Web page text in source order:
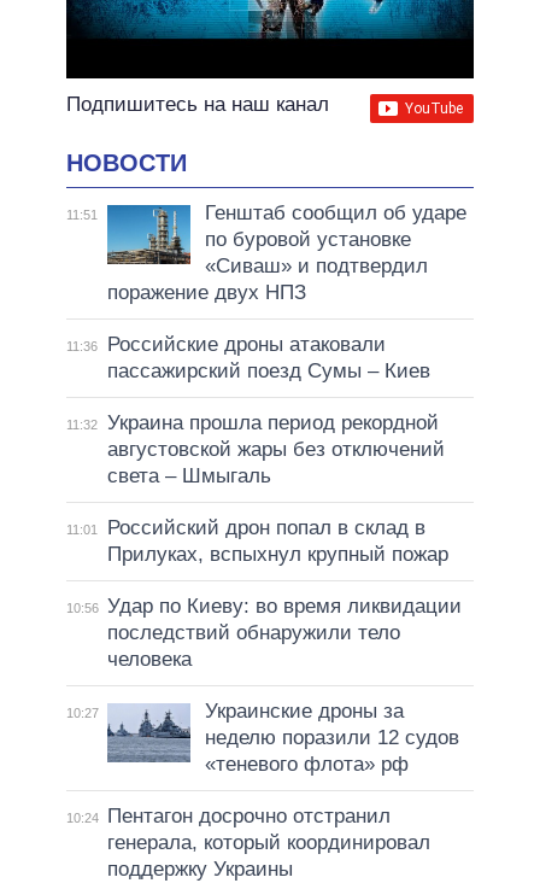
Подпишитесь на наш канал
НОВОСТИ
11:51
Генштаб сообщил об ударе
по буровой установке
«Сиваш» и подтвердил
поражение двух НПЗ
11:36
Российские дроны атаковали
пассажирский поезд Сумы – Киев
11:32
Украина прошла период рекордной
августовской жары без отключений
света – Шмыгаль
11:01
Российский дрон попал в склад в
Прилуках, вспыхнул крупный пожар
10:56 Удар по Киеву: во время ликвидации
последствий обнаружили тело
человека
10:27
Украинские дроны за
неделю поразили 12 судов
«теневого флота» рф
10:24
Пентагон досрочно отстранил
генерала, который координировал
поддержку Украины